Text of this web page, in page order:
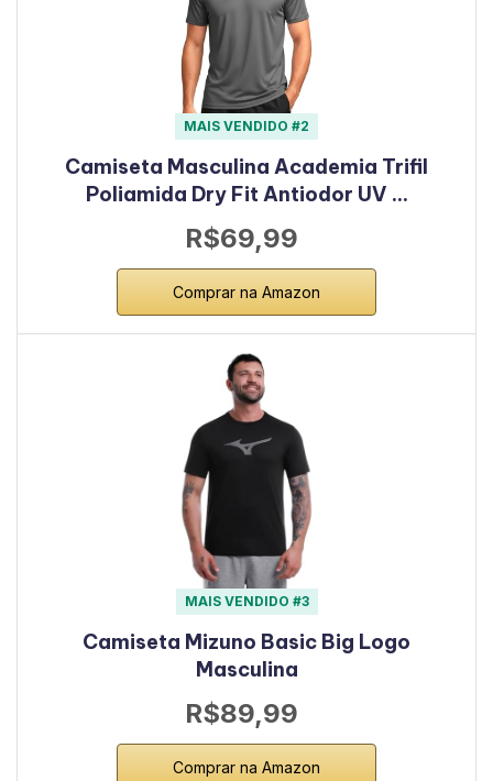
MAIS VENDIDO #2
Camiseta Masculina Academia Trifil
Poliamida Dry Fit Antiodor UV …
R$69,99
Comprar na Amazon
MAIS VENDIDO #3
Camiseta Mizuno Basic Big Logo
Masculina
R$89,99
Comprar na Amazon